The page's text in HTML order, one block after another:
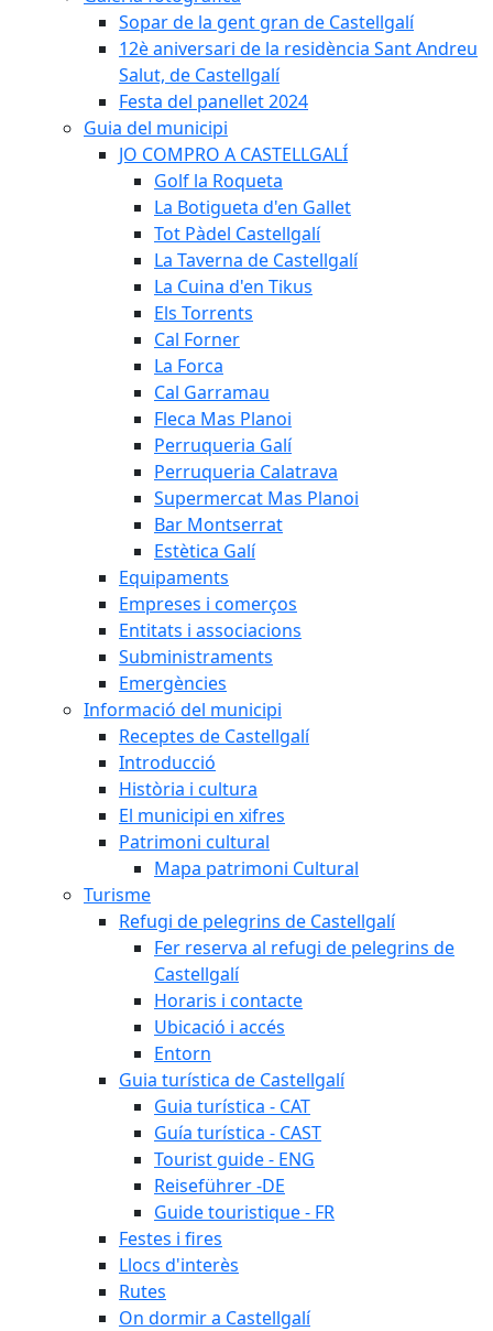
Sopar de la gent gran de Castellgalí
12è aniversari de la residència Sant Andreu
Salut, de Castellgalí
Festa del panellet 2024
Guia del municipi
JO COMPRO A CASTELLGALÍ
Golf la Roqueta
La Botigueta d'en Gallet
Tot Pàdel Castellgalí
La Taverna de Castellgalí
La Cuina d'en Tikus
Els Torrents
Cal Forner
La Forca
Cal Garramau
Fleca Mas Planoi
Perruqueria Galí
Perruqueria Calatrava
Supermercat Mas Planoi
Bar Montserrat
Estètica Galí
Equipaments
Empreses i comerços
Entitats i associacions
Subministraments
Emergències
Informació del municipi
Receptes de Castellgalí
Introducció
Història i cultura
El municipi en xifres
Patrimoni cultural
Mapa patrimoni Cultural
Turisme
Refugi de pelegrins de Castellgalí
Fer reserva al refugi de pelegrins de
Castellgalí
Horaris i contacte
Ubicació i accés
Entorn
Guia turística de Castellgalí
Guia turística - CAT
Guía turística - CAST
Tourist guide - ENG
Reiseführer -DE
Guide touristique - FR
Festes i fires
Llocs d'interès
Rutes
On dormir a Castellgalí